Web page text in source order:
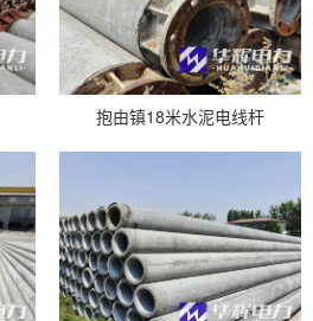
抱由镇18米水泥电线杆